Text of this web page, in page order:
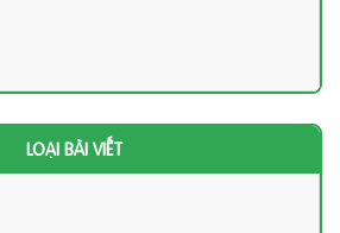
LOẠI BÀI VIẾT